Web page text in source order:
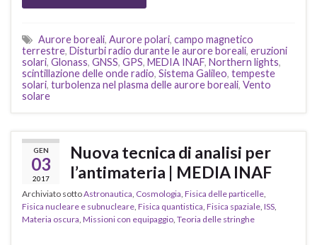
Aurore boreali, Aurore polari, campo magnetico
terrestre, Disturbi radio durante le aurore boreali, eruzioni
solari, Glonass, GNSS, GPS, MEDIA INAF, Northern lights,
scintillazione delle onde radio, Sistema Galileo, tempeste
solari, turbolenza nel plasma delle aurore boreali, Vento
solare
GEN
03
2017
Nuova tecnica di analisi per
l’antimateria | MEDIA INAF
Archiviato sottoAstronautica, Cosmologia, Fisica delle particelle,
Fisica nucleare e subnucleare, Fisica quantistica, Fisica spaziale, ISS,
Materia oscura, Missioni con equipaggio, Teoria delle stringhe